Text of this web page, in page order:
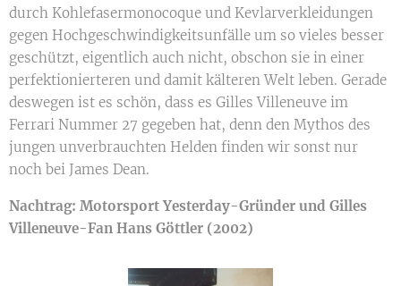
durch Kohlefasermonocoque und Kevlarverkleidungen
gegen Hochgeschwindigkeitsunfälle um so vieles besser
geschützt, eigentlich auch nicht, obschon sie in einer
perfektionierteren und damit kälteren Welt leben. Gerade
deswegen ist es schön, dass es Gilles Villeneuve im
Ferrari Nummer 27 gegeben hat, denn den Mythos des
jungen unverbrauchten Helden finden wir sonst nur
noch bei James Dean.
Nachtrag: Motorsport Yesterday-Gründer und Gilles
Villeneuve-Fan Hans Göttler (2002)